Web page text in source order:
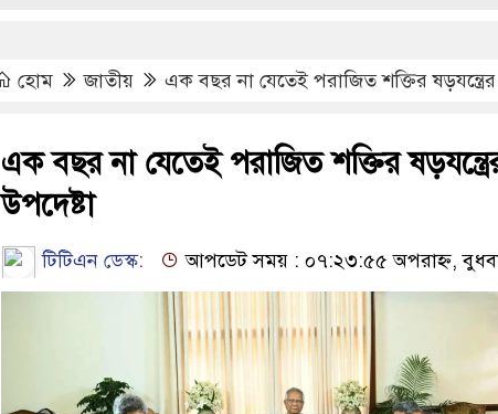
হোম জাতীয় এক বছর না যেতেই পরাজিত শক্তির ষড়যন্ত্রের
এক বছর না যেতেই পরাজিত শক্তির
উপদেষ্টা
টিটিএন ডেস্ক: আপডেট সময় : ০৭:২৩:৫৫ অপরাহ্ন,